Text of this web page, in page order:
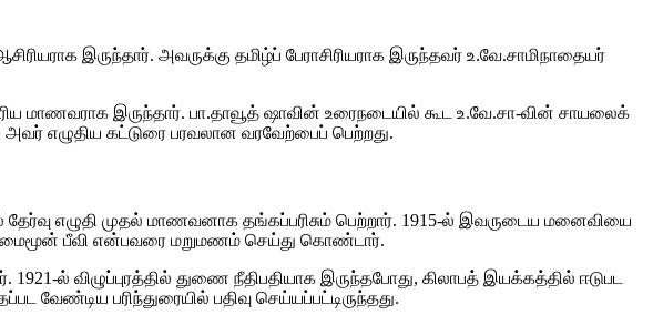
இருந்தார். அவருக்கு தமிழ்ப் பேராசிரியராக இருந்தவர் உ.வே.சாமிநாதையர்
மாணவராக இருந்தார். பா.தாவூத் ஷாவின் உரைநடையில் கூட உ.வே.சா-வின் சாயலைக்
எழுதிய கட்டுரை பரவலான வரவேற்பைப் பெற்றது.
எழுதி முதல் மாணவனாக தங்கப்பரிசும் பெற்றார். 1915-ல் இவருடைய மனைவியை
மைமூன் பீவி என்பவரை மறுமணம் செய்து கொண்டார்.
ல் விழுப்புரத்தில் துணை நீதிபதியாக இருந்தபோது, கிலாபத் இயக்கத்தில் ஈடுபட
பரிந்துரையில் பதிவு செய்யப்பட்டிருந்தது.